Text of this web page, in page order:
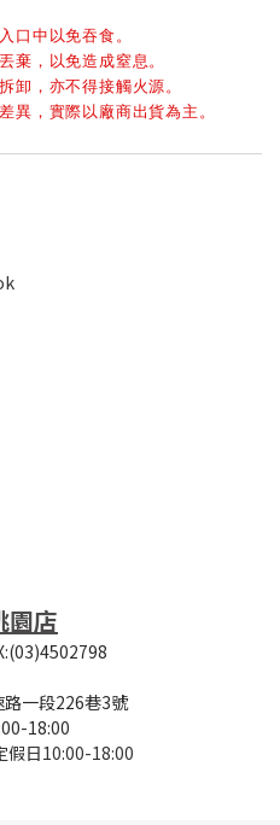
口中以免吞食。
棄，以免造成窒息。
卸，亦不得接觸火源。
異，實際以廠商出貨為主。
園店
一段226巷3號
18:00
10:00-18:00